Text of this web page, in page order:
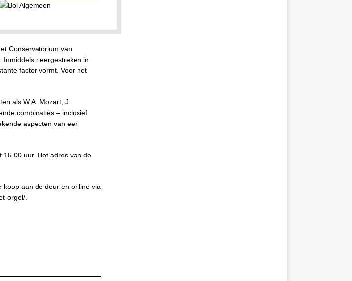
Ross Luescher (orgel,
(orgel, Spanje), Lisette
Conservatorium van
Inmiddels neergestreken in
factor vormt. Voor het
als W.A. Mozart, J.
combinaties – inclusief
aspecten van een
15.00 uur. Het adres van de
koop aan de deur en online via
orgel/.